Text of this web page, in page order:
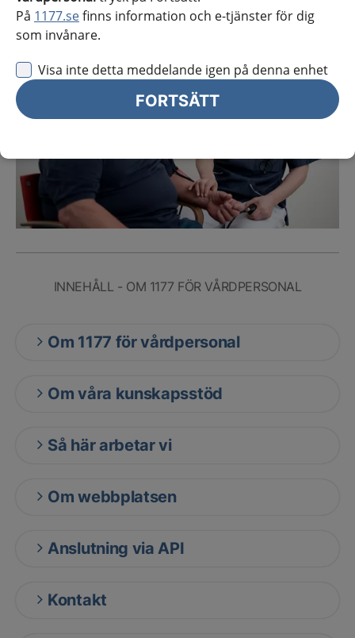
På 1177.sefinns information och e-tjänster för dig
som invånare.
Visa inte detta meddelande igen på denna enhet
FORTSÄTT
INNEHÅLL - OM 1177 FÖR VÅRDPERSONAL
Om 1177 för vårdpersonal
Om våra kunskapsstöd
Så här arbetar vi
Om webbplatsen
Anslutning via API
Kontakt